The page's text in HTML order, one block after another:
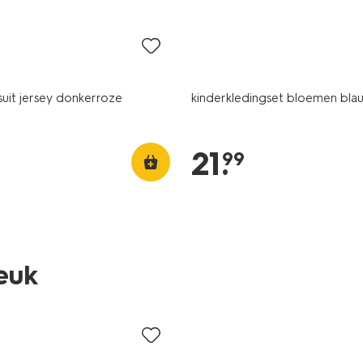
jersey donkerroze kinderkledingset bloemen
21.
99